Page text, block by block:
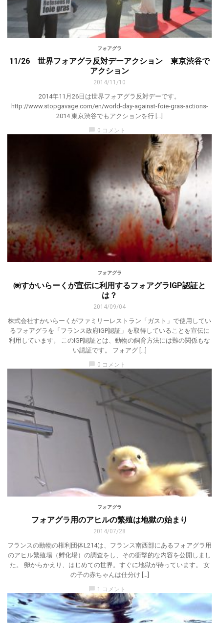
フォアグラ
11/26 世界フォアグラ反対デーアクション 東京渋谷で
アクション
2014/11/10
2014年11月26日は世界フォアグラ反対デーです。
http://www.stopgavage.com/en/world-day-against-foie-gras-actions-
2014 東京渋谷でもアクションを行 […]
0 コメント
フォアグラ
㈱すかいらーくが宣伝に利用するフォアグラIGP認証と
は？
2014/09/04
株式会社すかいらーくがファミリーレストラン「ガスト」で使用してい
るフォアグラを「フランス政府IGP認証」を取得していることを宣伝に
利用しています。 このIGP認証とは、動物の飼育方法には難の関係もな
い認証です。 フォアグ […]
chat_bubble 0 コメント
フォアグラ
フォアグラ用のアヒルの繁殖は地獄の始まり
2014/07/28
フランスの動物の権利団体L214は、フランス南西部にあるフォアグラ用
のアヒル繁殖場（孵化場）の調査をし、その衝撃的な内容を公開しまし
た。 卵からかえり、はじめての世界。すぐに地獄が待っています。 女
の子の赤ちゃんは仕分け […]
chat_bubble 1 コメント